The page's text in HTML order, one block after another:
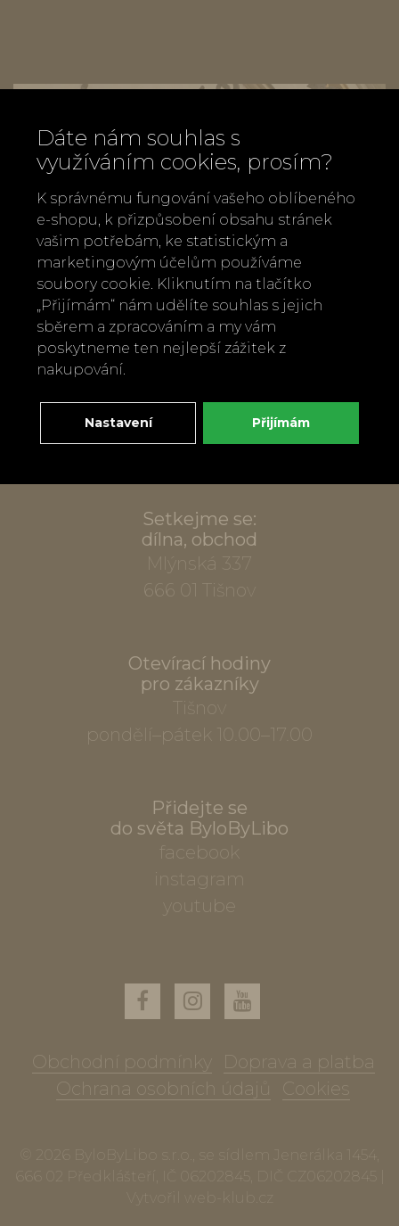
+420 737 886 915
Napište nám
info@bylobylibo.cz
Setkejme se:
dílna, obchod
Mlýnská 337
666 01 Tišnov
Otevírací hodiny
pro zákazníky
Tišnov
pondělí–pátek 10.00–17.00
Přidejte se
do světa ByloByLibo
facebook
instagram
youtube
Obchodní podmínky
Doprava a platba
Ochrana osobních údajů
Cookies
© 2026 ByloByLibo s.r.o., se sídlem Jenerálka 1454,
666 02 Předklášteří, IČ 06202845, DIČ CZ06202845 |
Vytvořil
Dáte nám souhlas s
využíváním cookies, prosím?
K správnému fungování vašeho oblíbeného
e-shopu, k přizpůsobení obsahu stránek
vašim potřebám, ke statistickým a
marketingovým účelům používáme
soubory cookie. Kliknutím na tlačítko
„Přijímám“ nám udělíte souhlas s jejich
sběrem a zpracováním a my vám
poskytneme ten nejlepší zážitek z
nakupování.
Nastavení Přijímám